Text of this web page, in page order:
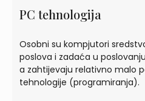
PC tehnologija
Osobni su kompjutori
poslova i zadaća u
a zahtijevaju relativno malo
tehnologije (programiranja).